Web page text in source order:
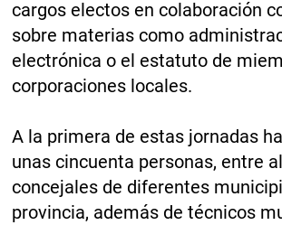
cargos electos en colaboración
sobre materias como
electrónica o el estatuto de
corporaciones locales.
A la primera de estas jornadas
unas cincuenta personas, entre
concejales de diferentes
provincia, además de técnicos